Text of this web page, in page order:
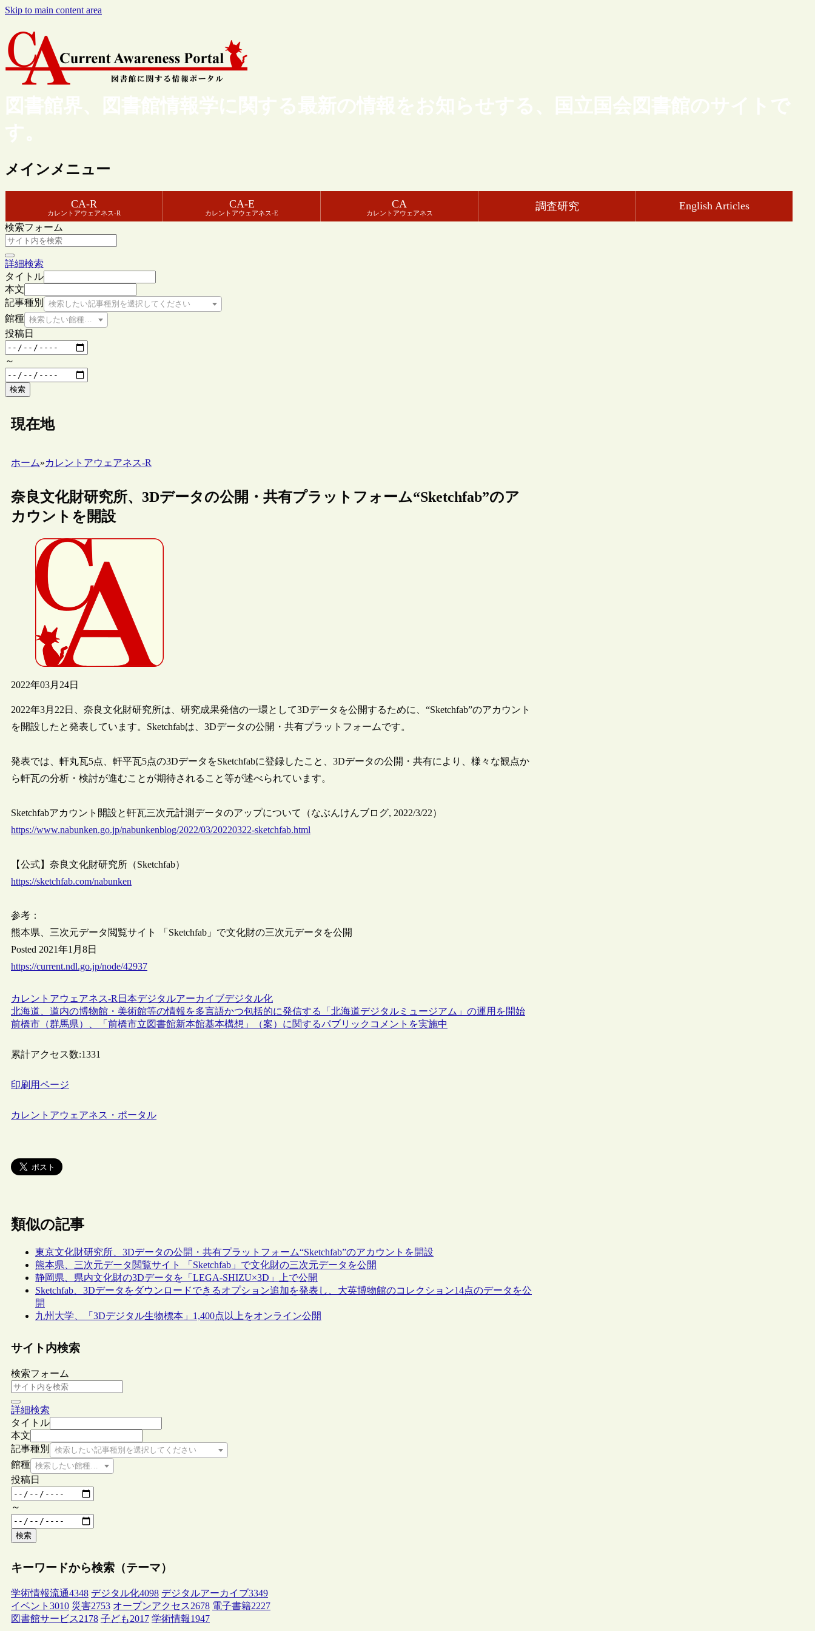
Skip to main content area
図書館界、図書館情報学に関する最新の情報をお知らせする、国立国会図書館のサイトで
す。
メインメニュー
CA-R
カレントアウェアネス-R
CA-E
カレントアウェアネス-E
CA
カレントアウェアネス
調査研究 English Articles
検索フォーム
詳細検索
タイトル
本文
記事種別
検索したい記事種別を選択してください
館種 検索したい館種を選択してください
投稿日
～
検索
現在地
ホーム»カレントアウェアネス-R
奈良文化財研究所、3Dデータの公開・共有プラットフォーム“Sketchfab”のア
カウントを開設
2022年03月24日
2022年3月22日、奈良文化財研究所は、研究成果発信の一環として3Dデータを公開するために、“Sketchfab”のアカウント
を開設したと発表しています。Sketchfabは、3Dデータの公開・共有プラットフォームです。
発表では、軒丸瓦5点、軒平瓦5点の3DデータをSketchfabに登録したこと、3Dデータの公開・共有により、様々な観点か
ら軒瓦の分析・検討が進むことが期待されること等が述べられています。
Sketchfabアカウント開設と軒瓦三次元計測データのアップについて（なぶんけんブログ, 2022/3/22）
https://www.nabunken.go.jp/nabunkenblog/2022/03/20220322-sketchfab.html
【公式】奈良文化財研究所（Sketchfab）
https://sketchfab.com/nabunken
参考：
熊本県、三次元データ閲覧サイト 「Sketchfab」で文化財の三次元データを公開
Posted 2021年1月8日
https://current.ndl.go.jp/node/42937
カレントアウェアネス-R 日本デジタルアーカイブデジタル化
北海道、道内の博物館・美術館等の情報を多言語かつ包括的に発信する「北海道デジタルミュージアム」の運用を開始
前橋市（群馬県）、「前橋市立図書館新本館基本構想」（案）に関するパブリックコメントを実施中
累計アクセス数:1331
印刷用ページ
カレントアウェアネス・ポータル
類似の記事
東京文化財研究所、3Dデータの公開・共有プラットフォーム“Sketchfab”のアカウントを開設
熊本県、三次元データ閲覧サイト 「Sketchfab」で文化財の三次元データを公開
静岡県、県内文化財の3Dデータを「LEGA-SHIZU×3D」上で公開
Sketchfab、3Dデータをダウンロードできるオプション追加を発表し、大英博物館のコレクション14点のデータを公
開
九州大学、「3Dデジタル生物標本」1,400点以上をオンライン公開
サイト内検索
検索フォーム
詳細検索
タイトル
本文
記事種別
検索したい記事種別を選択してください
館種 検索したい館種を選択してください
投稿日
～
検索
キーワードから検索（テーマ）
学術情報流通4348 デジタル化4098 デジタルアーカイブ3349
イベント 3010 災害2753 オープンアクセス2678 電子書籍2227
図書館サービス2178 子ども2017 学術情報1947